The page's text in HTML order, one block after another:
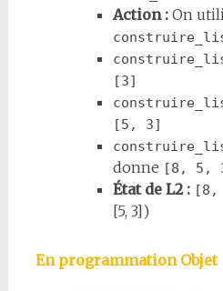
Action :On
[3]
[5, 3]
donne [8, 5,
État de L2 : [8,
[5, 3])
En programmation Objet